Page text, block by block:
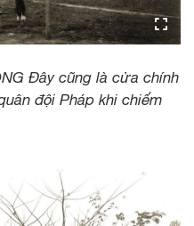
Đây cũng là cửa chính
đội Pháp khi chiếm